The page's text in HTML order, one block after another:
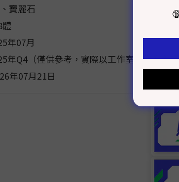
寶麗石
年07月
年Q4（僅供參考，實際以工作室發貨為主）
年07月21日